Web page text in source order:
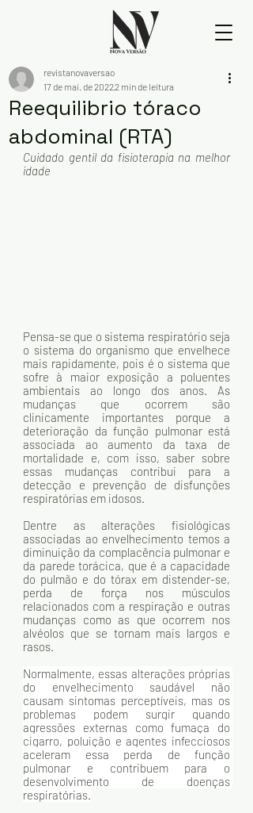
Reequilibrio tóraco
abdominal (RTA)
revistanovaversao
17 de mai. de 20222 min de leitura
Cuidado gentil da fisioterapia na melhor
idade
Pensa-se que o sistema respiratório seja
o sistema do organismo que envelhece
mais rapidamente, pois é o sistema que
sofre à maior exposição a poluentes
ambientais ao longo dos anos. As
mudanças que ocorrem são
clinicamente importantes porque a
deterioração da função pulmonar está
associada ao aumento da taxa de
mortalidade e, com isso, saber sobre
essas mudanças contribui para a
detecção e prevenção de disfunções
respiratórias em idosos.
Dentre as alterações fisiológicas
associadas ao envelhecimento temos a
diminuição da complacência pulmonar e
da parede torácica, que é a capacidade
do pulmão e do tórax em distender-se,
perda de força nos músculos
relacionados com a respiração e outras
mudanças como as que ocorrem nos
alvéolos que se tornam mais largos e
rasos.
Normalmente, essas alterações próprias
do envelhecimento saudável não
causam sintomas perceptíveis, mas os
problemas podem surgir quando
agressões externas como fumaça do
cigarro, poluição e agentes infecciosos
aceleram essa perda de função
pulmonar e contribuem para o
desenvolvimento de doenças
respiratórias.